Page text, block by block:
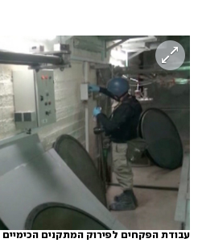
עבודת הפקחים לפירוק המתקנים הכימיים